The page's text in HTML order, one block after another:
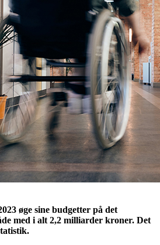
øge sine budgetter på det
med i alt 2,2 milliarder kroner. Det